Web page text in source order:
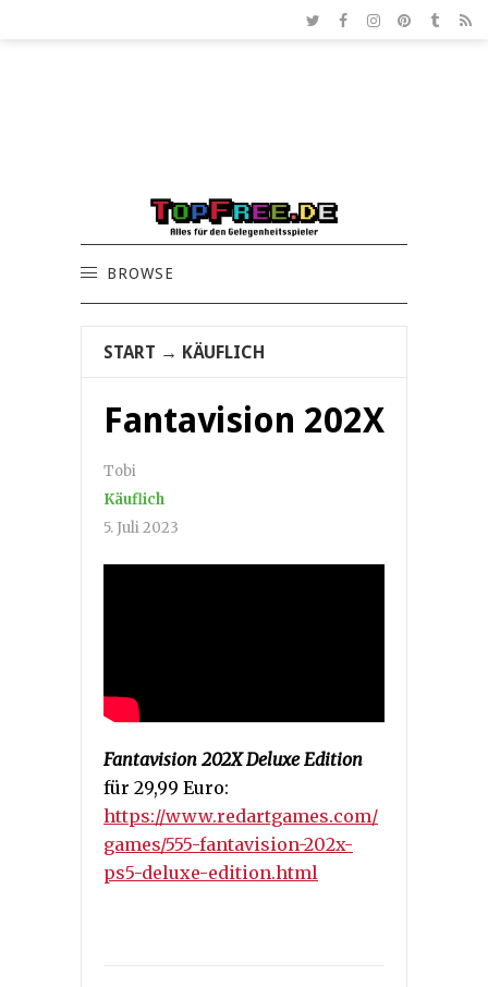
BROWSE
START → KÄUFLICH
Fantavision 202X
Tobi
Käuflich
5. Juli 2023
Fantavision 202X Deluxe Edition
für 29,99 Euro:
https://www.redartgames.com/
games/555-fantavision-202x-
ps5-deluxe-edition.html